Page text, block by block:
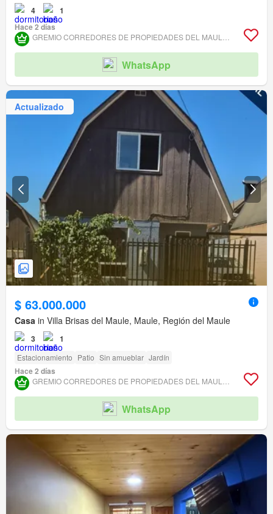
4
1
Hace 2 días
WhatsApp
Actualizado
$ 63.000.000
Casa in Villa Brisas del Maule, Maule, Región del Maule
3 1
Estacionamiento Patio Sin amueblar Jardín
Hace 2 días
WhatsApp